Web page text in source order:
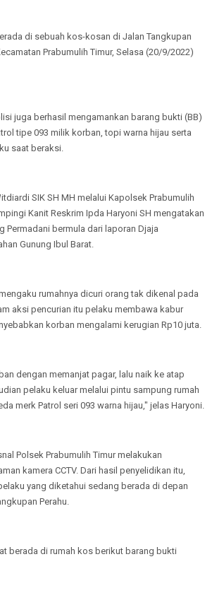
di sebuah kos-kosan di Jalan Tangkupan
Prabumulih Timur, Selasa (20/9/2022)
juga berhasil mengamankan barang bukti (BB)
tipe 093 milik korban, topi warna hijau serta
saat beraksi.
SIK SH MH melalui Kapolsek Prabumulih
Kanit Reskrim Ipda Haryoni SH mengatakan
Permadani bermula dari laporan Djaja
Gunung Ibul Barat.
rumahnya dicuri orang tak dikenal pada
aksi pencurian itu pelaku membawa kabur
korban mengalami kerugian Rp10 juta.
dengan memanjat pagar, lalu naik ke atap
pelaku keluar melalui pintu sampung rumah
merk Patrol seri 093 warna hijau," jelas Haryoni.
Polsek Prabumulih Timur melakukan
kamera CCTV. Dari hasil penyelidikan itu,
yang diketahui sedang berada di depan
Perahu.
berada di rumah kos berikut barang bukti